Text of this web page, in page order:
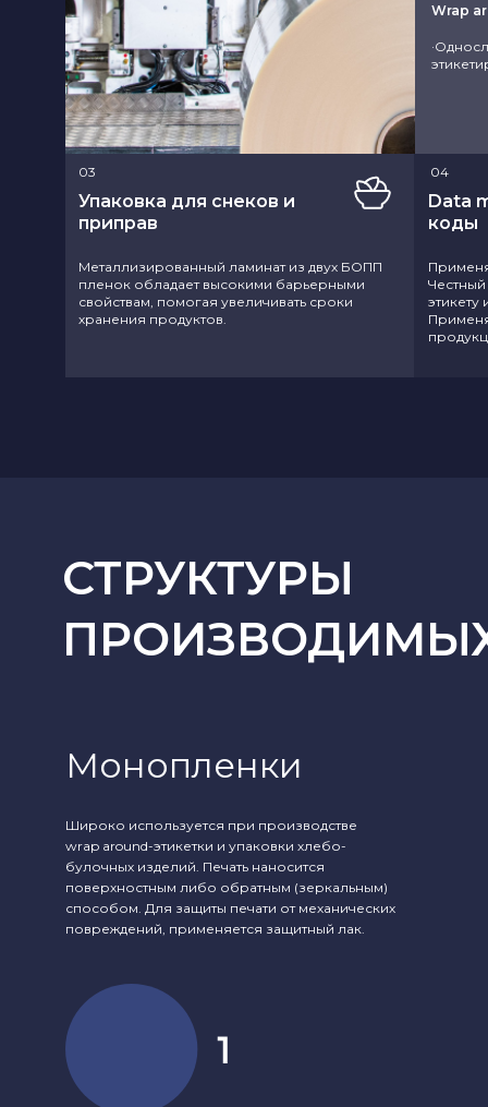
Data
коды
этикету
04
Упаковка для снеков и
приправ
Металлизированный ламинат из двух БОПП
пленок обладает высокими барьерными
свойствам, помогая увеличивать сроки
хранения продуктов.
03
Wrap
СТРУКТУРЫ
Широко используется при производстве
wrap around-этикетки и упаковки хлебо-
булочных изделий. Печать наносится
поверхностным либо обратным (зеркальным)
способом. Для защиты печати от механических
повреждений, применяется защитный лак.
Монопленки